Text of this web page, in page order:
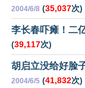
2004/6/8 (35,037次)
李长春吓瘫！二
(39,117次)
胡启立没给好脸
2004/6/5 (41,832次)